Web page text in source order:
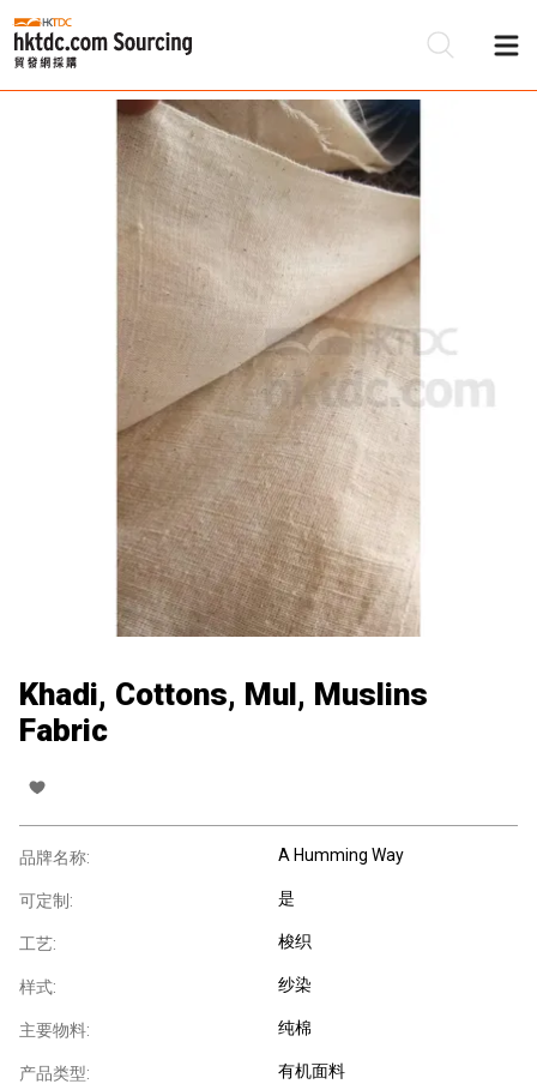
Khadi, Cottons, Mul, Muslins
Fabric
品牌名称: A Humming Way
可定制: 是
工艺: 梭织
样式: 纱染
主要物料: 纯棉
产品类型: 有机面料